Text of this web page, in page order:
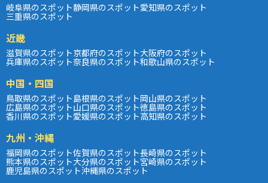
岐阜県のスポット静岡県のスポット愛知県のスポット
三重県のスポット
近畿
滋賀県のスポット京都府のスポット大阪府のスポット
兵庫県のスポット奈良県のスポット和歌山県のスポット
中国・四国
鳥取県のスポット島根県のスポット岡山県のスポット
広島県のスポット山口県のスポット徳島県のスポット
香川県のスポット愛媛県のスポット高知県のスポット
九州・沖縄
福岡県のスポット佐賀県のスポット長崎県のスポット
熊本県のスポット大分県のスポット宮崎県のスポット
鹿児島県のスポット沖縄県のスポット